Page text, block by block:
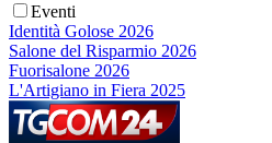
Eventi
Identità Golose 2026
Salone del Risparmio 2026
Fuorisalone 2026
L'Artigiano in Fiera 2025